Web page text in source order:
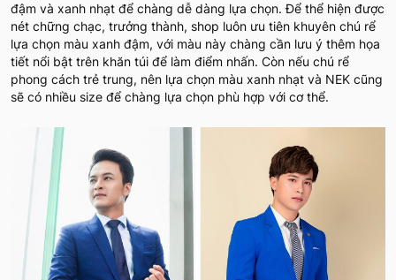
đậm và xanh nhạt để chàng dễ dàng lựa chọn. Để thể hiện được
nét chững chạc, trưởng thành, shop luôn ưu tiên khuyên chú rể
lựa chọn màu xanh đậm, với màu này chàng cần lưu ý thêm họa
tiết nổi bật trên khăn túi để làm điểm nhấn. Còn nếu chú rể
phong cách trẻ trung, nên lựa chọn màu xanh nhạt và NEK cũng
sẽ có nhiều size để chàng lựa chọn phù hợp với cơ thể.